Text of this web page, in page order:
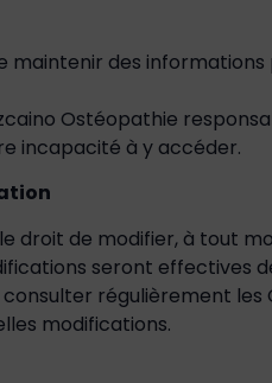
des informations
Ostéopathie
incapacité à y accéder.
droit de modifier, à tout
seront effectives
régulièrement les
modifications.